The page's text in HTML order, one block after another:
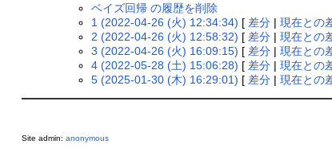
ベイズ回帰 の履歴を削除
1 (2022-04-26 (火) 12:34:34) [ 差分 |現在との
2 (2022-04-26 (火) 12:58:32) [ 差分 |現在との
3 (2022-04-26 (火) 16:09:15) [ 差分 |現在との
4 (2022-05-28 (土) 15:06:28) [ 差分 |現在との
5 (2025-01-30 (木) 16:29:01) [ 差分 |現在との
Site admin: anonymous